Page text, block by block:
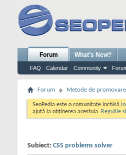
Forum
FAQ Calendar Community
What's New?
Forum Metode de
SeoPedia este o comunitate inchisă
ajută la obținerea acestuia. Regulile
Subiect: CSS problems solver